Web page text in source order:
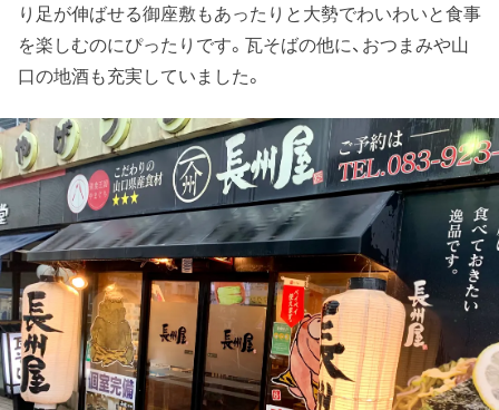
り足が伸ばせる御座敷もあったりと大勢でわいわいと食事
を楽しむのにぴったりです。瓦そばの他に、おつまみや山
口の地酒も充実していました。